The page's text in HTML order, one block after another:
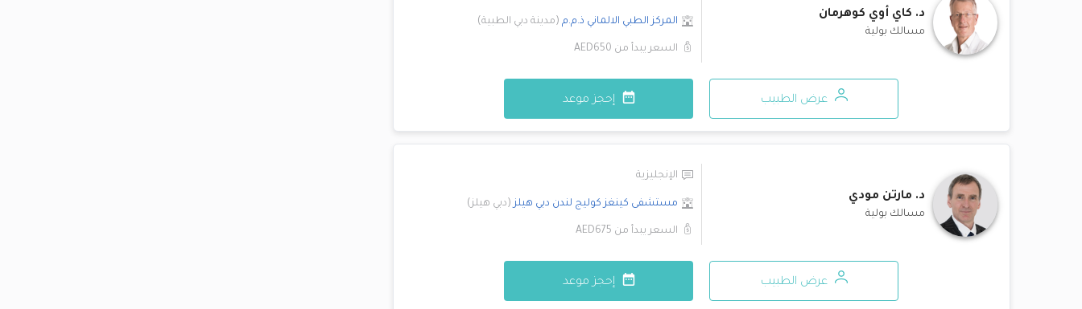
د. كاي أوي كوهرمان
مسالك بولية
المركز الطبي الالماني ذ.م.م (مدينة دبي الطبية)
السعر يبدأ من AED650
عرض الطبيب إحجز موعد
د. مارتن مودي
مسالك بولية
الإنجليزية
مستشفى كينغز كوليج لندن دبي هيلز (دبي هيلز)
السعر يبدأ من AED675
عرض الطبيب إحجز موعد